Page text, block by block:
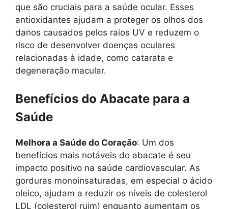
que são cruciais para a saúde ocular. Esses
antioxidantes ajudam a proteger os olhos dos
danos causados pelos raios UV e reduzem o
risco de desenvolver doenças oculares
relacionadas à idade, como catarata e
degeneração macular.
Benefícios do Abacate para a
Saúde
Melhora a Saúde do Coração: Um dos
benefícios mais notáveis do abacate é seu
impacto positivo na saúde cardiovascular. As
gorduras monoinsaturadas, em especial o ácido
oleico, ajudam a reduzir os níveis de colesterol
LDL (colesterol ruim) enquanto aumentam os